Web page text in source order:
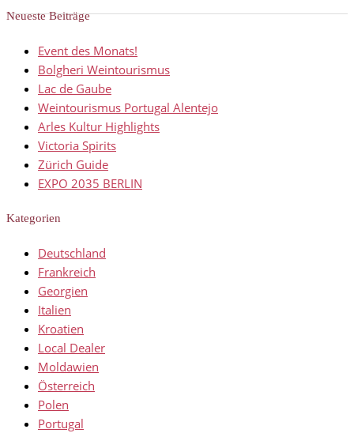
Neueste Beiträge
Event des Monats!
Bolgheri Weintourismus
Lac de Gaube
Weintourismus Portugal Alentejo
Arles Kultur Highlights
Victoria Spirits
Zürich Guide
EXPO 2035 BERLIN
Kategorien
Deutschland
Frankreich
Georgien
Italien
Kroatien
Local Dealer
Moldawien
Österreich
Polen
Portugal